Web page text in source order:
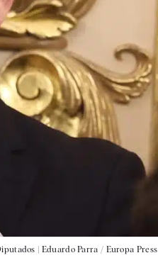
| Eduardo Parra / Europa Press